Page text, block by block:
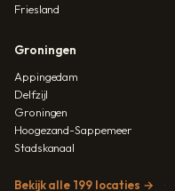
Friesland
Groningen
Appingedam
Delfzijl
Groningen
Hoogezand-Sappemeer
Stadskanaal
Bekijk alle 199 locaties →